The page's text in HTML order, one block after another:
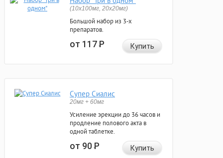
(10x100мг, 20x20мг)
Большой набор из 3-х
препаратов.
от 117Р Купить
Супер Сиалис
20мг + 60мг
Усиление эрекции до 36 часов и
продление полового акта в
одной таблетке.
от 90Р Купить